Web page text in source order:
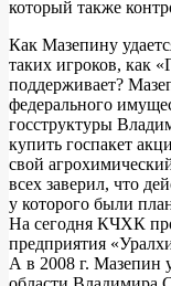
который также
Как Мазепину
таких игроков, как
поддерживает?
федерального
госструктуры
купить госпакет
свой
всех заверил, что
у которого были
На сегодня КЧХК
предприятия
А в 2008 г. Мазепин